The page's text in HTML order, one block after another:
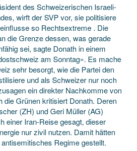
des Schweizerischen Israeli-
wirft der SVP vor, sie politisiere
so Rechtsextreme . Die
die Grenze dessen, was gerade
sei, sagte Donathin einem
am Sonntag». Es mache
sehr besorgt, wie die Partei den
und als Schweizer nur noch
ein direkter Nachkomme von
die Grünen kritisiert Donath. Deren
(ZH) und Geri Müller (AG)
einer Iran-Reise gesagt, dieser
nur zivil nutzen. Damit hätten
Regime gestellt.